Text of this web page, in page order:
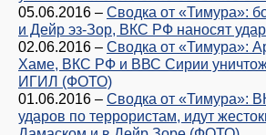
05.06.2016 – Сводка от «Тимура»:
и Дейр эз-Зор, ВКС РФ наносят
02.06.2016 – Сводка от «Тимура»:
Хаме, ВКС РФ и ВВС Сирии
ИГИЛ (ФОТО)
01.06.2016 – Сводка от «Тимура»:
ударов по террористам, идут